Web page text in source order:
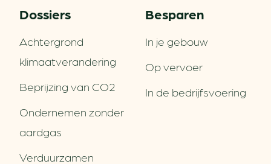
Dossiers
Achtergrond
klimaatverandering
Beprijzing van CO2
Ondernemen zonder
aardgas
Verduurzamen
Besparen
In je gebouw
Op vervoer
In de bedrijfsvoering